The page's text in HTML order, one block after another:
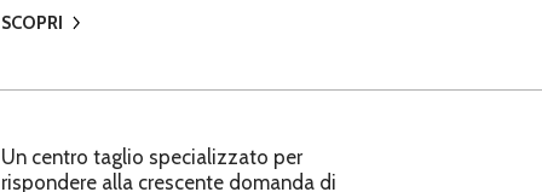
SCOPRI
Un centro taglio specializzato per
rispondere alla crescente domanda di